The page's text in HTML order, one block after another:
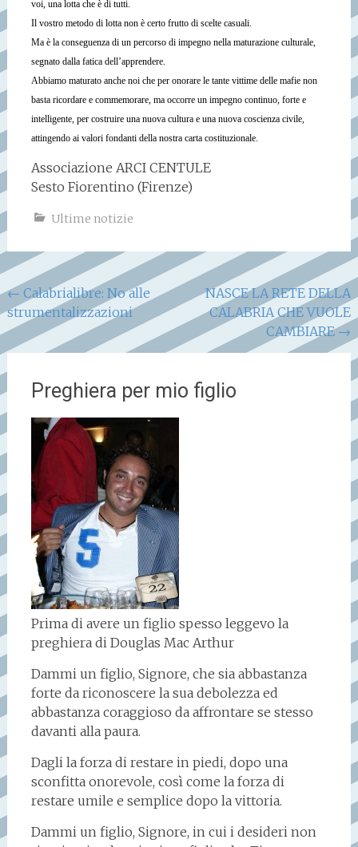
voi, una lotta che è di tutti.
Il vostro metodo di lotta non è certo frutto di scelte casuali.
Ma è la conseguenza di un percorso di impegno nella maturazione culturale,
segnato dalla fatica dell’apprendere.
Abbiamo maturato anche noi che per onorare le tante vittime delle mafie non
basta ricordare e commemorare, ma occorre un impegno continuo, forte e
intelligente, per costruire una nuova cultura e una nuova coscienza civile,
attingendo ai valori fondanti della nostra carta costituzionale.
Associazione ARCI CENTULE
Sesto Fiorentino (Firenze)
Ultime notizie
Navigazione
articoli
← Calabrialibre: No alle
strumentalizzazioni
NASCE LA RETE DELLA
CALABRIA CHE VUOLE
CAMBIARE→
Preghiera per mio figlio
Prima di avere un figlio spesso leggevo la
preghiera di Douglas Mac Arthur
Dammi un figlio, Signore, che sia abbastanza
forte da riconoscere la sua debolezza ed
abbastanza coraggioso da affrontare se stesso
davanti alla paura.
Dagli la forza di restare in piedi, dopo una
sconfitta onorevole, così come la forza di
restare umile e semplice dopo la vittoria.
Dammi un figlio, Signore, in cui i desideri non